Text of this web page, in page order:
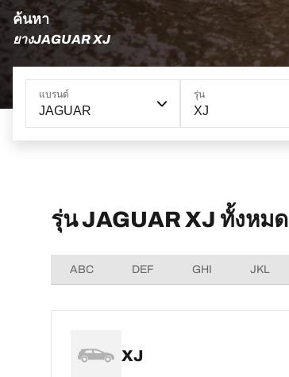
ค้นหา
ยางJAGUAR XJ
แบรนด์
JAGUAR
รุ่น
XJ
รุ่น JAGUAR XJ ทั้งหมด
ABC DEF GHI JKL
XJ